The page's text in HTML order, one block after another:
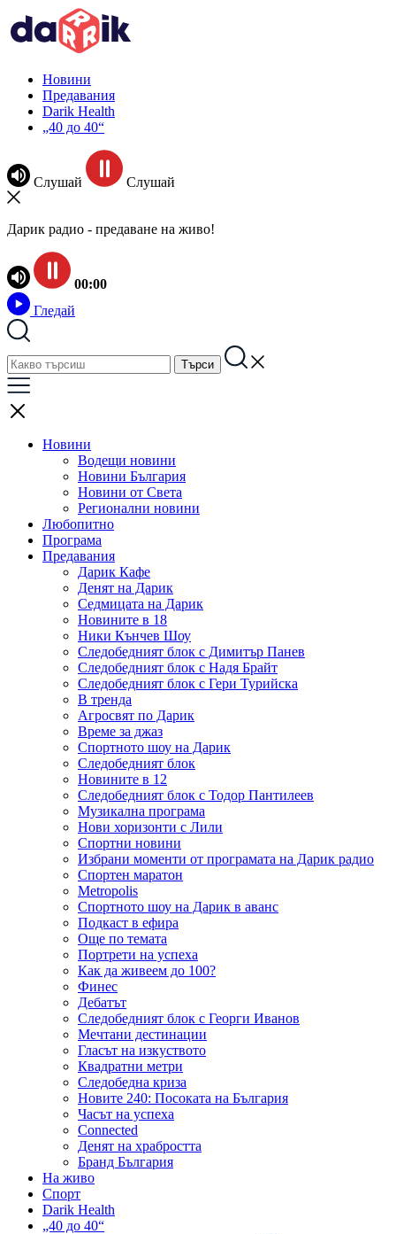
Новини
Предавания
Darik Health
„40 до 40“
Слушай Слушай
Дарик радио - предаване на живо!
00:00
Гледай
Новини
Водещи новини
Новини България
Новини от Света
Регионални новини
Любопитно
Програма
Предавания
Дарик Кафе
Денят на Дарик
Седмицата на Дарик
Новините в 18
Ники Кънчев Шоу
Следобедният блок с Димитър Панев
Следобедният блок с Надя Брайт
Следобедният блок с Гери Турийска
В тренда
Агросвят по Дарик
Време за джаз
Спортното шоу на Дарик
Следобедният блок
Новините в 12
Следобедният блок с Тодор Пантилеев
Музикална програма
Нови хоризонти с Лили
Спортни новини
Избрани моменти от програмата на Дарик радио
Спортен маратон
Metropolis
Спортното шоу на Дарик в аванс
Подкаст в ефира
Още по темата
Портрети на успеха
Как да живеем до 100?
Финес
Дебатът
Следобедният блок с Георги Иванов
Мечтани дестинации
Гласът на изкуството
Квадратни метри
Следобедна криза
Новите 240: Посоката на България
Часът на успеха
Connected
Денят на храбростта
Бранд България
На живо
Спорт
Darik Health
„40 до 40“